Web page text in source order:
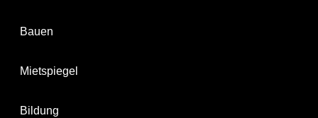
Bauen
Mietspiegel
Bildung